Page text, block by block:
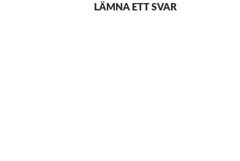
LÄMNA ETT SVAR